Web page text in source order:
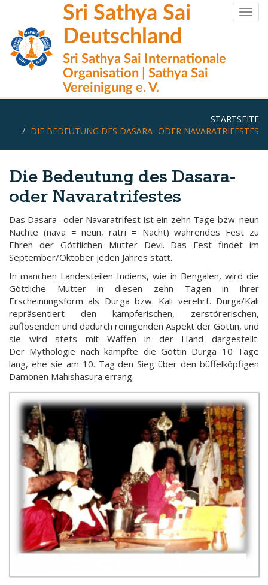
Inhalt
Sri Sathya Sai
Deutschland
Sri Sathya Sai Internationale
Organisation | Sathya Sai
Vereinigung e. V.
STARTSEITE
DIE BEDEUTUNG DES DASARA- ODER NAVARATRIFESTES
Die Bedeutung des Dasara-
oder Navaratrifestes
Das Dasara- oder Navaratrifest ist ein zehn Tage bzw. neun
Nächte (nava = neun, ratri = Nacht) währendes Fest zu
Ehren der Göttlichen Mutter Devi. Das Fest findet im
September/Oktober jeden Jahres statt.
In manchen Landesteilen Indiens, wie in Bengalen, wird die
Göttliche Mutter in diesen zehn Tagen in ihrer
Erscheinungsform als Durga bzw. Kali verehrt. Durga/Kali
repräsentiert den kämpferischen, zerstörerischen,
auflösenden und dadurch reinigenden Aspekt der Göttin, und
sie wird stets mit Waffen in der Hand dargestellt.
Der Mythologie nach kämpfte die Göttin Durga 10 Tage
lang, ehe sie am 10. Tag den Sieg über den büffelköpfigen
Dämonen Mahishasura errang.